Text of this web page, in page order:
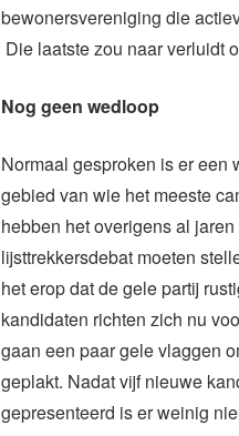
bewonersvereniging die
Die laatste zou naar verluidt
Nog geen wedloop
Normaal gesproken is er een
gebied van wie het meeste
hebben het overigens al
lijsttrekkersdebat moeten
het erop dat de gele partij
kandidaten richten zich nu
gaan een paar gele vlaggen
geplakt. Nadat vijf nieuwe
gepresenteerd is er weinig